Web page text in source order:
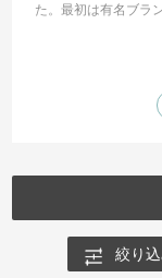
た。最初は有名ブラ
た時に出会ったのが
実物をどうしても見
思い出です。いくつ
は違いました。まる
に馴染み、「これ以
絞り